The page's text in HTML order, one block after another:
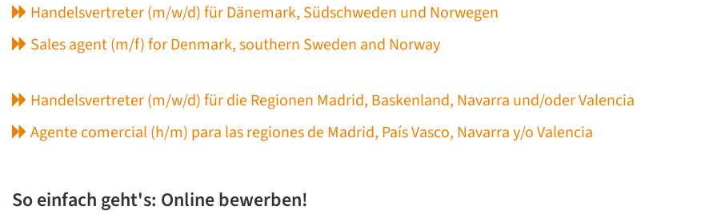
Handelsvertreter (m/w/d) für Dänemark, Südschweden und Norwegen
Sales agent (m/f) for Denmark, southern Sweden and Norway
Handelsvertreter (m/w/d) für die Regionen Madrid, Baskenland, Navarra und/oder Valencia
Agente comercial (h/m) para las regiones de Madrid, País Vasco, Navarra y/o Valencia
So einfach geht's: Online bewerben!